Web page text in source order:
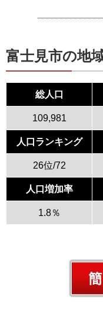
富士見市の地
総人口
109,981
人口ランキング
26位/72
人口増加率
1.8％